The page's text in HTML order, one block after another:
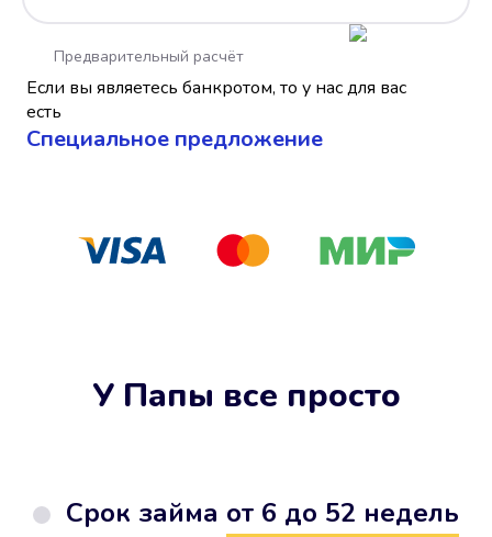
Если вы являетесь банкротом, то у нас для вас
есть
Cпециальное предложение
Предварительный расчёт
У Папы все просто
Срок займа от 6 до 52 недель